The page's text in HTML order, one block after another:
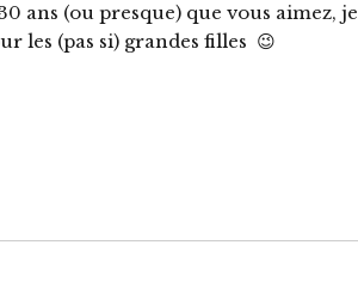
ans (ou presque) que vous aimez, je
les (pas si) grandes filles 😉